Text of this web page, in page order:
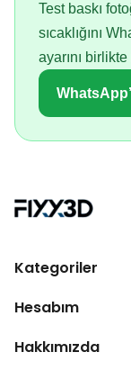
Test baskı
sıcaklığını
ayarını
Kategoriler
Hesabım
Hakkımızda